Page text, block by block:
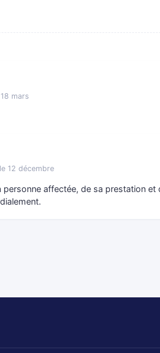
mars
12 décembre
affectée, de sa prestation et